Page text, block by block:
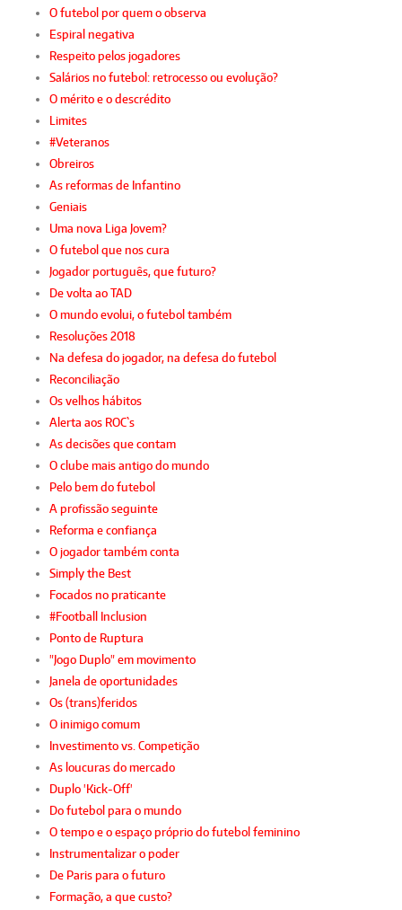
O futebol por quem o observa
Espiral negativa
Respeito pelos jogadores
Salários no futebol: retrocesso ou evolução?
O mérito e o descrédito
Limites
#Veteranos
Obreiros
As reformas de Infantino
Geniais
Uma nova Liga Jovem?
O futebol que nos cura
Jogador português, que futuro?
De volta ao TAD
O mundo evolui, o futebol também
Resoluções 2018
Na defesa do jogador, na defesa do futebol
Reconciliação
Os velhos hábitos
Alerta aos ROC`s
As decisões que contam
O clube mais antigo do mundo
Pelo bem do futebol
A profissão seguinte
Reforma e confiança
O jogador também conta
Simply the Best
Focados no praticante
#Football Inclusion
Ponto de Ruptura
"Jogo Duplo" em movimento
Janela de oportunidades
Os (trans)feridos
O inimigo comum
Investimento vs. Competição
As loucuras do mercado
Duplo 'Kick-Off'
Do futebol para o mundo
O tempo e o espaço próprio do futebol feminino
Instrumentalizar o poder
De Paris para o futuro
Formação, a que custo?